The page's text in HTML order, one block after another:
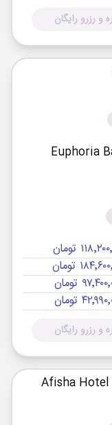
و رزرو رایگان
| Euphoria
تومان
تومان
تومان
تومان
و رزرو رایگان